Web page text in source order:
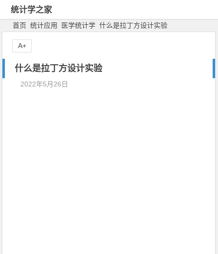
统计学之家
首页 统计应用 医学统计学 什么是拉丁方设计实验
什么是拉丁方设计实验
2022年5月26日
A+